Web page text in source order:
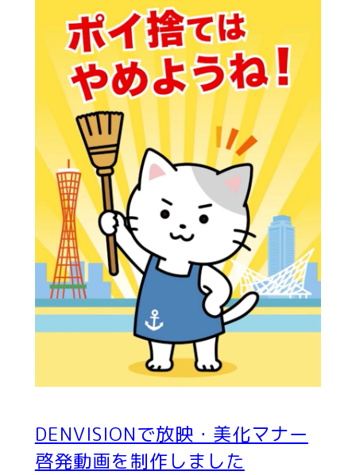
DENVISIONで放映・美化マナー
啓発動画を制作しました